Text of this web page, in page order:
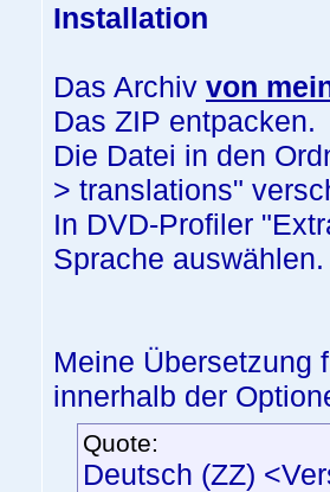
Installation
Das Archiv von
Das ZIP entpacken.
Die Datei in den
> translations"
In DVD-Profiler
Sprache auswählen.
Meine Übersetzung
innerhalb der
Quote:
Deutsch (ZZ)